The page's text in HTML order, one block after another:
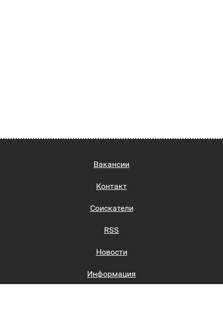
Вакансии
Контакт
Соискатели
RSS
Новости
Информация